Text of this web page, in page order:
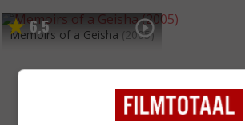
6,5
Memoirs of a Geisha (2005)